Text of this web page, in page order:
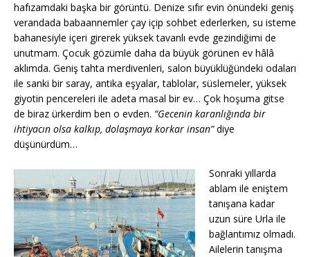
hafızamdaki başka bir görüntü. Denize sıfır evin önündeki geniş
verandada babaannemler çay içip sohbet ederlerken, su isteme
bahanesiyle içeri girerek yüksek tavanlı evde gezindiğimi de
unutmam. Çocuk gözümle daha da büyük görünen ev hâlâ
aklımda. Geniş tahta merdivenleri, salon büyüklüğündeki odaları
ile sanki bir saray, antika eşyalar, tablolar, süslemeler, yüksek
giyotin pencereleri ile adeta masal bir ev… Çok hoşuma gitse
de biraz ürkerdim ben o evden. “Gecenin karanlığında bir
ihtiyacın olsa kalkıp, dolaşmaya korkar insan”diye
düşünürdüm…
Sonraki yıllarda
ablam ile eniştem
tanışana kadar
uzun süre Urla ile
bağlantımız olmadı.
Ailelerin tanışma